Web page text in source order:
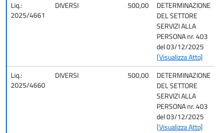
Liq.:
2025/4661
DIVERSI 500,00
DETERMINAZIONE
DEL SETTORE
SERVIZI ALLA
PERSONA nr. 403
del 03/12/2025
[Visualizza Atto]
Liq.:
2025/4660
DIVERSI 500,00
DETERMINAZIONE
DEL SETTORE
SERVIZI ALLA
PERSONA nr. 403
del 03/12/2025
[Visualizza Atto]